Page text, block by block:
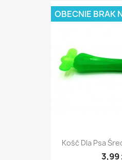
Kość Dla Psa
3,99
OBECNIE BRAK